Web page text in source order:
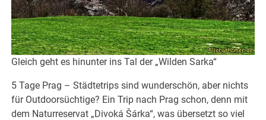
Gleich geht es hinunter ins Tal der „Wilden Sarka“
5 Tage Prag – Städtetrips sind wunderschön, aber nichts
für Outdoorsüchtige? Ein Trip nach Prag schon, denn mit
dem Naturreservat „Divoká Šárka“, was übersetzt so viel